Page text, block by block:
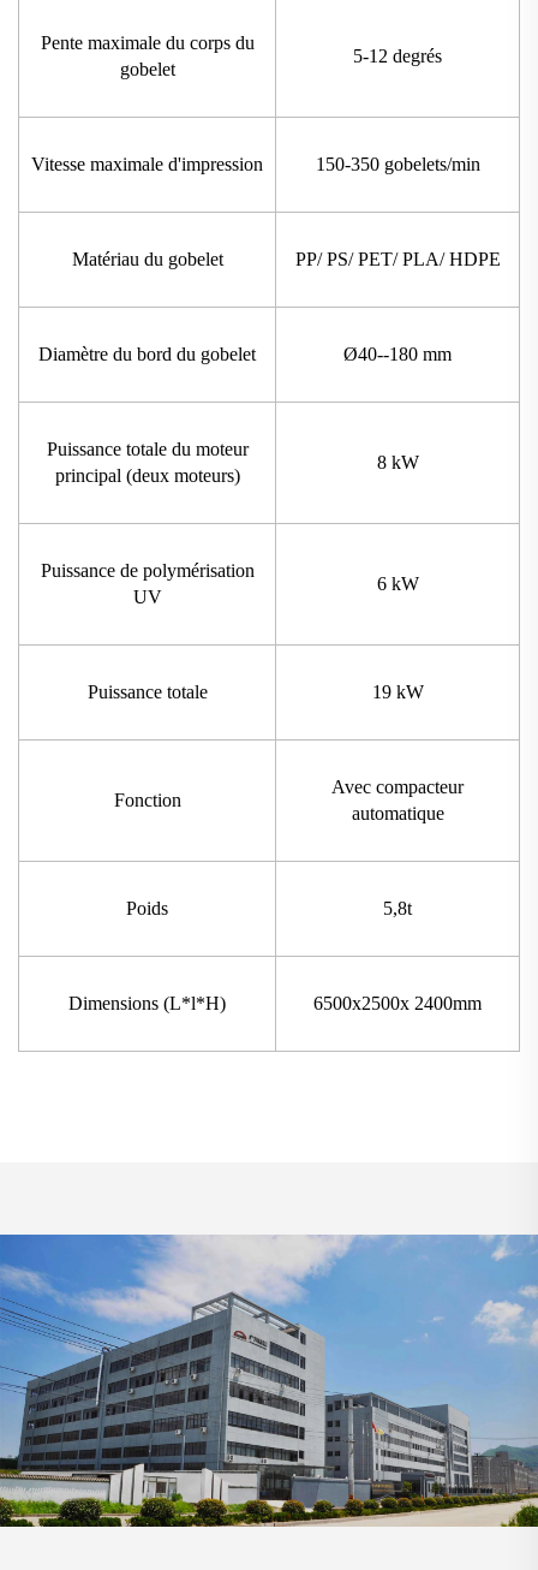
Pente maximale du corps du
gobelet
5-12 degrés
Vitesse maximale d'impression 150-350 gobelets/min
Matériau du gobelet PP/ PS/ PET/ PLA/ HDPE
Diamètre du bord du gobelet Ø40--180 mm
Puissance totale du moteur
principal (deux moteurs)
8 kW
Puissance de polymérisation
UV
6 kW
Puissance totale 19 kW
Fonction
Avec compacteur
automatique
Poids 5,8t
Dimensions (L*l*H) 6500x2500x 2400mm